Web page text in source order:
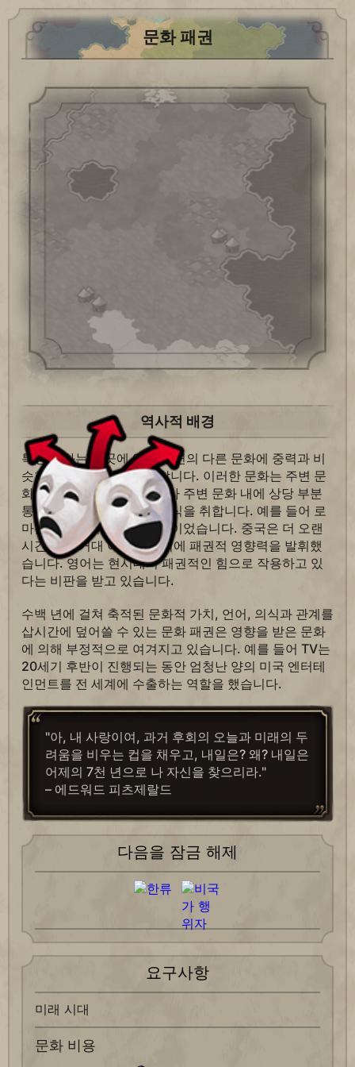
문화 패권
역사적 배경
특정 문화는 곳곳에 있어 주변의 다른 문화에 중력과 비
슷한 효과를 발휘하기도 합니다. 이러한 문화는 주변 문
화를 직접적으로 대체하거나 주변 문화 내에 상당 부분
통합되어 형태를 이루는 방식을 취합니다. 예를 들어 로
마는 지중해의 문화 패권국이었습니다. 중국은 더 오랜
시간 동안 거대 아시아 지역에 패권적 영향력을 발휘했
습니다. 영어는 현시대의 패권적인 힘으로 작용하고 있
다는 비판을 받고 있습니다.
수백 년에 걸쳐 축적된 문화적 가치, 언어, 의식과 관계를
삽시간에 덮어쓸 수 있는 문화 패권은 영향을 받은 문화
에 의해 부정적으로 여겨지고 있습니다. 예를 들어 TV는
20세기 후반이 진행되는 동안 엄청난 양의 미국 엔터테
인먼트를 전 세계에 수출하는 역할을 했습니다.
"아, 내 사랑이여, 과거 후회의 오늘과 미래의 두
려움을 비우는 컵을 채우고, 내일은? 왜? 내일은
어제의 7천 년으로 나 자신을 찾으리라."
– 에드워드 피츠제랄드
다음을 잠금 해제
요구사항
미래 시대
문화 비용